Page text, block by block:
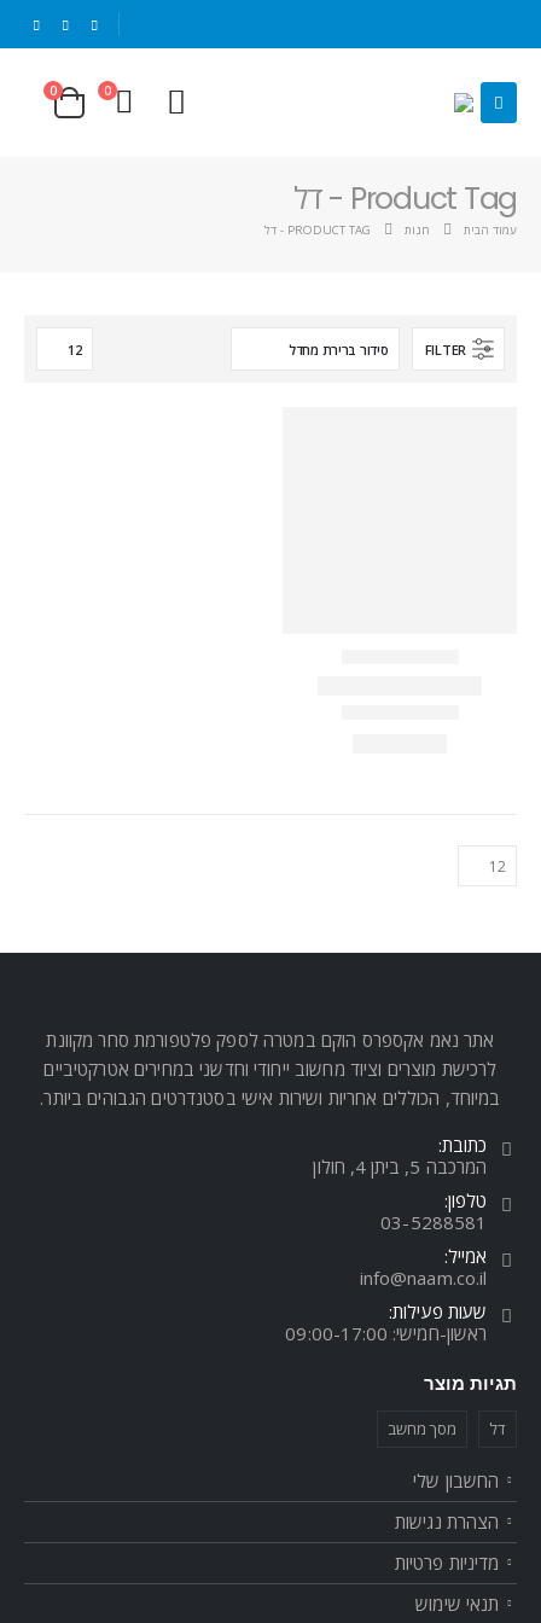
0
0
Product Tag - דל
עמוד הבית חנות PRODUCT TAG - דל
FILTER
אתר נאמ אקספרס הוקם במטרה לספק פלטפורמת סחר מקוונת
לרכישת מוצרים וציוד מחשוב ייחודי וחדשני במחירים אטרקטיביים
במיוחד, הכוללים אחריות ושירות אישי בסטנדרטים הגבוהים ביותר.
כתובת:
המרכבה 5, ביתן 4, חולון
טלפון:
03-5288581
אמייל:
info@naam.co.il
שעות פעילות:
ראשון-חמישי: 09:00-17:00
תגיות מוצר
דל מסך מחשב
החשבון שלי
הצהרת נגישות
מדיניות פרטיות
תנאי שימוש